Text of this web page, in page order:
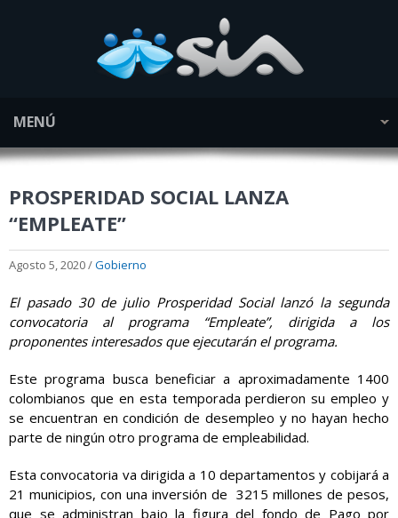
MENÚ
PROSPERIDAD SOCIAL LANZA
“EMPLEATE”
Agosto 5, 2020 /Gobierno
El pasado 30 de julio Prosperidad Social lanzó la segunda
convocatoria al programa “Empleate”, dirigida a los
proponentes interesados que ejecutarán el programa.
Este programa busca beneficiar a aproximadamente 1400
colombianos que en esta temporada perdieron su empleo y
se encuentran en condición de desempleo y no hayan hecho
parte de ningún otro programa de empleabilidad.
Esta convocatoria va dirigida a 10 departamentos y cobijará a
21 municipios, con una inversión de 3215 millones de pesos,
que se administran bajo la figura del fondo de Pago por